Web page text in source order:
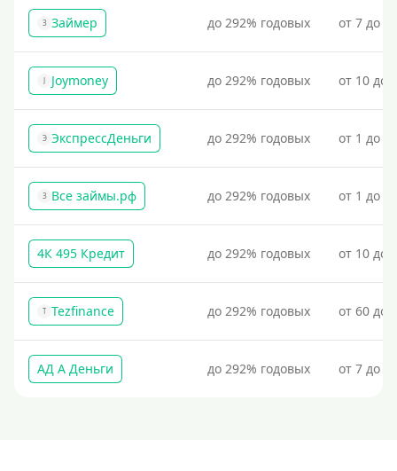
На банковский счет
Наличными
По телефону
Через госуслуги
Без карты
На карту
Карта с нулевым остатком
На дебетовую карту
На кредитную карту
На виртуальную карту
На неименную карту
На именную карту
На зарплатную карту
З Займер до 292% годовых от 7 до
J Joymoney до 292% годовых от 10 до
Э ЭкспрессДеньги до 292% годовых от 1 до
З Все займы.рф до 292% годовых от 1 до
4К 495 Кредит до 292% годовых от 10 до
T Tezfinance до 292% годовых от 60 до
АД А Деньги до 292% годовых от 7 до